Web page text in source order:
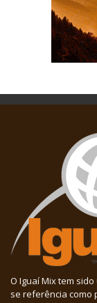
O Iguaí Mix tem
se referência como